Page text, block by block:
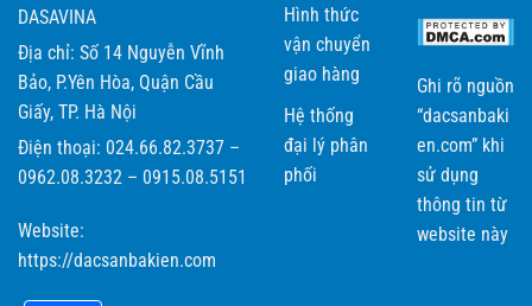
Hoặc,đặt mua ngay tại website: dacsanbakien.com
DASAVINA
Địa chỉ: Số 14 Nguyễn Vĩnh
Bảo, P.Yên Hòa, Quận Cầu
Giấy, TP. Hà Nội
Điện thoại: 024.66.82.3737 –
0962.08.3232 – 0915.08.5151
Website:
https://dacsanbakien.com
Hình thức
vận chuyển
giao hàng
Hệ thống
đại lý phân
phối
Ghi rõ nguồn
“dacsanbaki
en.com” khi
sử dụng
thông tin từ
website này